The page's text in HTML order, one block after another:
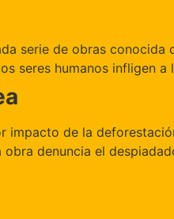
serie de obras conocida
seres humanos infligen a
de la
denuncia el